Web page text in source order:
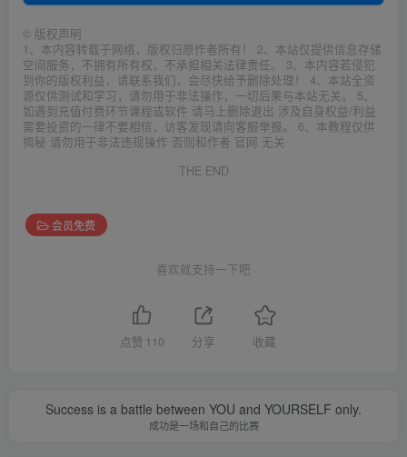
© 版权声明
1、本内容转载于网络，版权归原作者所有！ 2、本站仅提供信息存储
空间服务，不拥有所有权，不承担相关法律责任。 3、本内容若侵犯
到你的版权利益，请联系我们，会尽快给予删除处理！ 4、本站全资
源仅供测试和学习，请勿用于非法操作，一切后果与本站无关。 5、
如遇到充值付费环节课程或软件 请马上删除退出 涉及自身权益/利益
需要投资的一律不要相信，访客发现请向客服举报。 6、本教程仅供
揭秘 请勿用于非法违规操作 否则和作者 官网 无关
THE END
会员免费
喜欢就支持一下吧
点赞 110 分享 收藏
Success is a battle between YOU and YOURSELF only.
成功是一场和自己的比赛